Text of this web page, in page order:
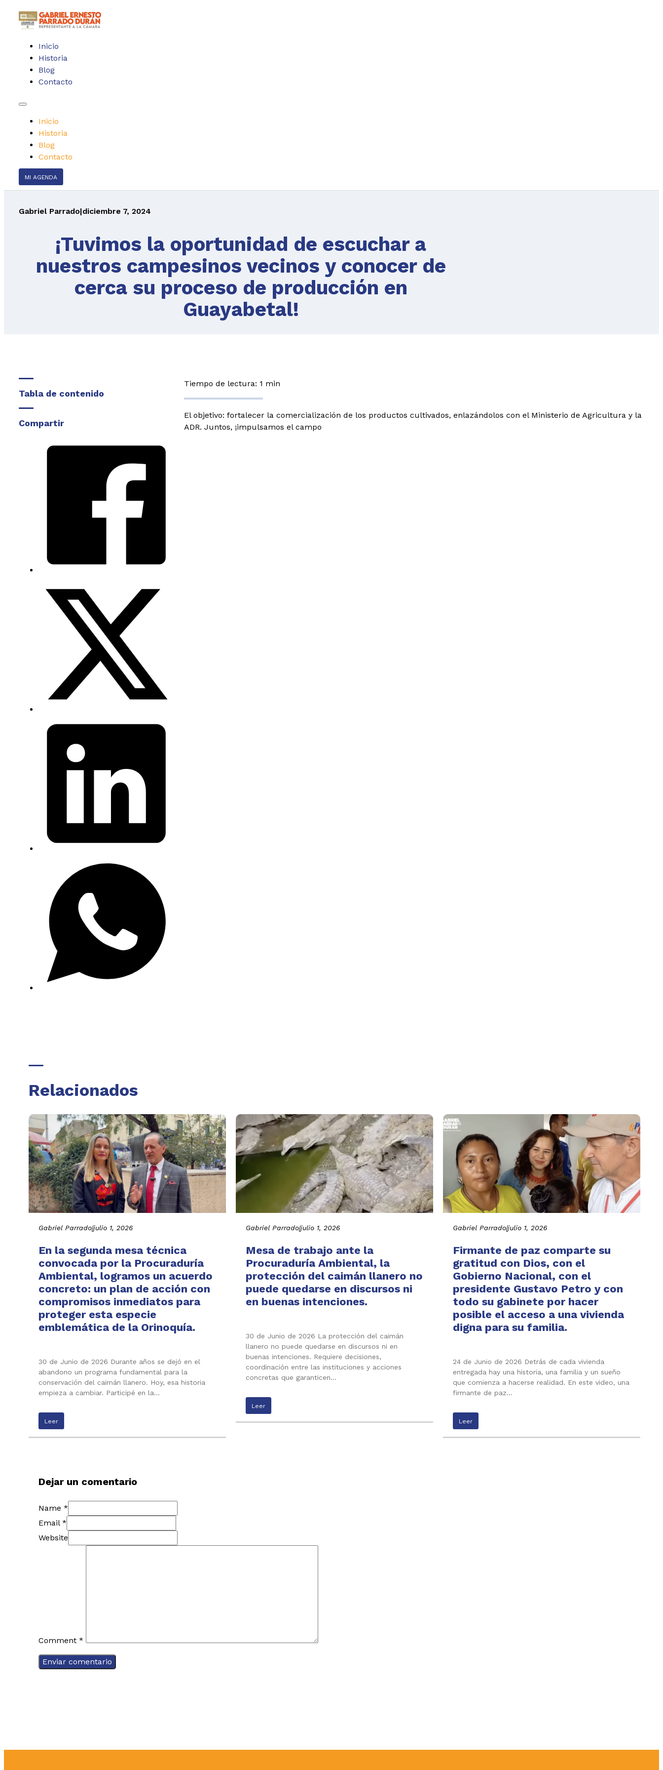
Inicio
Historia
Blog
Contacto
Inicio
Historia
Blog
Contacto
MI AGENDA
Gabriel Parrado|diciembre 7, 2024
¡Tuvimos la oportunidad de escuchar a
nuestros campesinos vecinos y conocer de
cerca su proceso de producción en
Guayabetal!
Tabla de contenido
Compartir
Tiempo de lectura: 1 min
El objetivo: fortalecer la comercialización de los productos cultivados, enlazándolos con el Ministerio de Agricultura y la
ADR. Juntos, ¡impulsamos el campo
Relacionados
Gabriel Parrado|julio 1, 2026
En la segunda mesa técnica
convocada por la Procuraduría
Ambiental, logramos un acuerdo
concreto: un plan de acción con
compromisos inmediatos para
proteger esta especie
emblemática de la Orinoquía.
30 de Junio de 2026 Durante años se dejó en el
abandono un programa fundamental para la
conservación del caimán llanero. Hoy, esa historia
empieza a cambiar. Participé en la…
Leer
Gabriel Parrado|julio 1, 2026
Mesa de trabajo ante la
Procuraduría Ambiental, la
protección del caimán llanero no
puede quedarse en discursos ni
en buenas intenciones.
30 de Junio de 2026 La protección del caimán
llanero no puede quedarse en discursos ni en
buenas intenciones. Requiere decisiones,
coordinación entre las instituciones y acciones
concretas que garanticen…
Leer
Gabriel Parrado|julio 1, 2026
Firmante de paz comparte su
gratitud con Dios, con el
Gobierno Nacional, con el
presidente Gustavo Petro y con
todo su gabinete por hacer
posible el acceso a una vivienda
digna para su familia.
24 de Junio de 2026 Detrás de cada vivienda
entregada hay una historia, una familia y un sueño
que comienza a hacerse realidad. En este video, una
firmante de paz…
Leer
Dejar un comentario
Name *
Email *
Website
Comment *